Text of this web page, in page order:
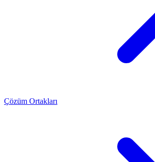
Çözüm Ortakları